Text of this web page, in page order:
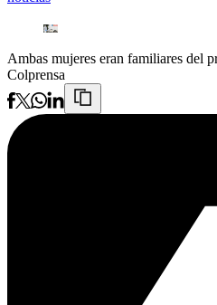
Ambas mujeres eran familiares del
Colprensa